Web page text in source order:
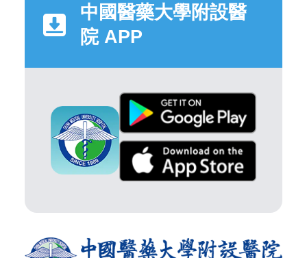
中國醫藥大學附設醫
院 APP